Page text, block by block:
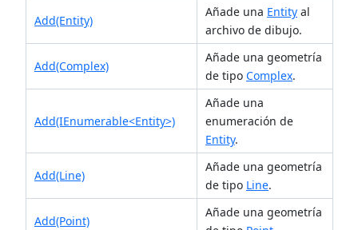
Add(Entity)
Añade una Entity al
archivo de dibujo.
Add(Complex)
Añade una geometría
de tipo Complex.
Add(IEnumerable<Entity>)
Añade una
enumeración de
Entity.
Add(Line)
Añade una geometría
de tipo Line.
Add(Point)
Añade una geometría